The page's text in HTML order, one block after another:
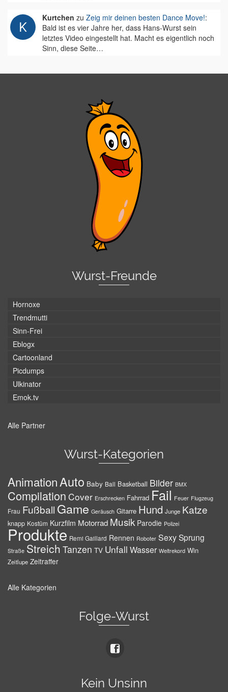
Kurtchen zu Zeig mir deinen besten Dance Move!:
Bald ist es vier Jahre her, dass Hans-Wurst sein
letztes Video eingestellt hat. Macht es eigentlich noch
Sinn, diese Seite…
Wurst-Freunde
Hornoxe
Trendmutti
Sinn-Frei
Eblogx
Cartoonland
Picdumps
Ulkinator
Emok.tv
Alle Partner
Wurst-Kategorien
AnimationAuto Baby Ball Basketball Bilder BMX
Compilation Cover Erschrecken Fahrrad Fail Feuer Flugzeug
Frau Fußball Game Geräusch Gitarre Hund Junge Katze
knapp Kostüm Kurzfilm Motorrad Musik Parodie Polizei
Produkte Remi Gaillard Rennen Roboter SexySprung
Straße Streich Tanzen TV Unfall Wasser Weltrekord Win
Zeitlupe Zeitraffer
Alle Kategorien
Folge-Wurst
Kein Unsinn